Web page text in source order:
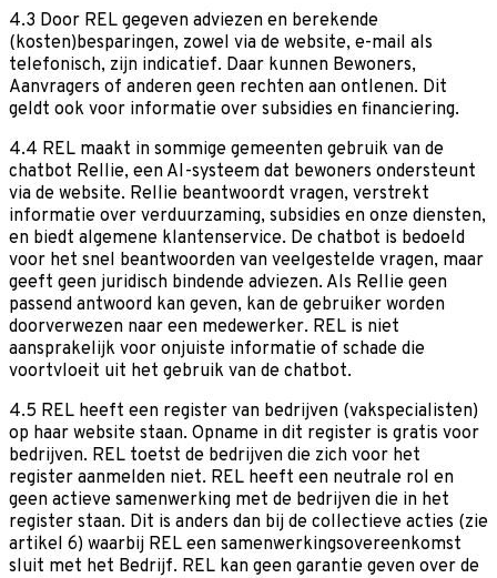
4.3 Door REL gegeven adviezen en berekende
(kosten)besparingen, zowel via de website, e-mail als
telefonisch, zijn indicatief. Daar kunnen Bewoners,
Aanvragers of anderen geen rechten aan ontlenen. Dit
geldt ook voor informatie over subsidies en financiering.
4.4 REL maakt in sommige gemeenten gebruik van de
chatbot Rellie, een AI-systeem dat bewoners ondersteunt
via de website. Rellie beantwoordt vragen, verstrekt
informatie over verduurzaming, subsidies en onze diensten,
en biedt algemene klantenservice. De chatbot is bedoeld
voor het snel beantwoorden van veelgestelde vragen, maar
geeft geen juridisch bindende adviezen. Als Rellie geen
passend antwoord kan geven, kan de gebruiker worden
doorverwezen naar een medewerker. REL is niet
aansprakelijk voor onjuiste informatie of schade die
voortvloeit uit het gebruik van de chatbot.
4.5 REL heeft een register van bedrijven (vakspecialisten)
op haar website staan. Opname in dit register is gratis voor
bedrijven. REL toetst de bedrijven die zich voor het
register aanmelden niet. REL heeft een neutrale rol en
geen actieve samenwerking met de bedrijven die in het
register staan. Dit is anders dan bij de collectieve acties (zie
artikel 6) waarbij REL een samenwerkingsovereenkomst
sluit met het Bedrijf. REL kan geen garantie geven over de